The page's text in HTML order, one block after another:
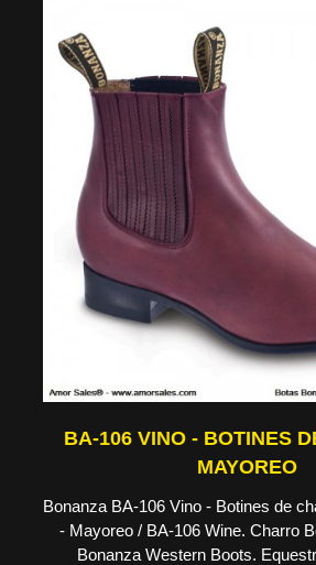
BA-106 VINO - BOTINES
MAYOREO
Bonanza BA-106 Vino - Botines de
- Mayoreo / BA-106 Wine. Charro
Bonanza Western Boots.